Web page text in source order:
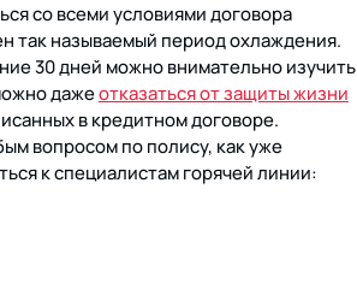
со всеми условиями договора
так называемый период охлаждения.
30 дней можно внимательно изучить
дажеотказаться от защиты жизни
в кредитном договоре.
вопросом по полису, как уже
к специалистам горячей линии: